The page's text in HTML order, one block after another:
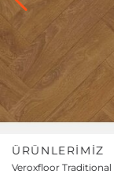
ÜRÜNLERIMIZ
Veroxfloor Pignola